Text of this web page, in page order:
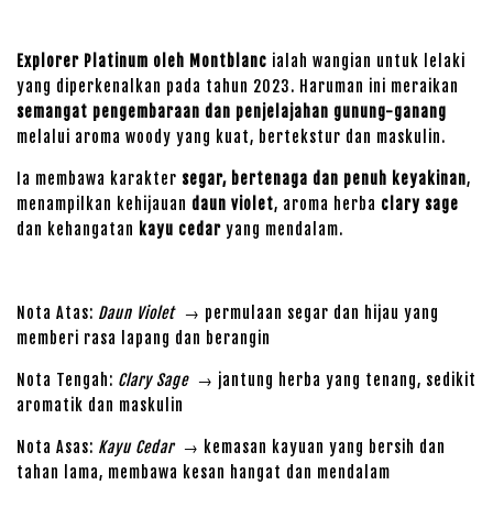
Explorer Platinum oleh Montblanc ialah wangian untuk lelaki
yang diperkenalkan pada tahun 2023. Haruman ini meraikan
semangat pengembaraan dan penjelajahan gunung-ganang
melalui aroma woody yang kuat, bertekstur dan maskulin.
Ia membawa karakter segar, bertenaga dan penuh keyakinan,
menampilkan kehijauan daun violet, aroma herba clary sage
dan kehangatan kayu cedar yang mendalam.
Nota Atas: Daun Violet→ permulaan segar dan hijau yang
memberi rasa lapang dan berangin
Nota Tengah: Clary Sage→ jantung herba yang tenang, sedikit
aromatik dan maskulin
Nota Asas: Kayu Cedar→ kemasan kayuan yang bersih dan
tahan lama, membawa kesan hangat dan mendalam